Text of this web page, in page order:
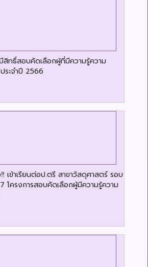
สิทธิ์สอบคัดเลือกผู้ที่มีความรู้ความ
ระจำปี 2566
เข้าเรียนต่อป.ตรี สาขาวัสดุศาสตร์ รอบ
โครงการสอบคัดเลือกผู้มีความรู้ความ